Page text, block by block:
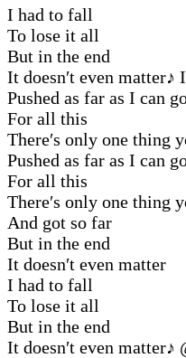
I had to fall
To lose it all
But in the end
It doesn′t even matter♪
Pushed as far as I can
For all this
There′s only one thing
Pushed as far as I can
For all this
There′s only one thing
And got so far
But in the end
It doesn′t even matter
I had to fall
To lose it all
But in the end
It doesn′t even matter♪